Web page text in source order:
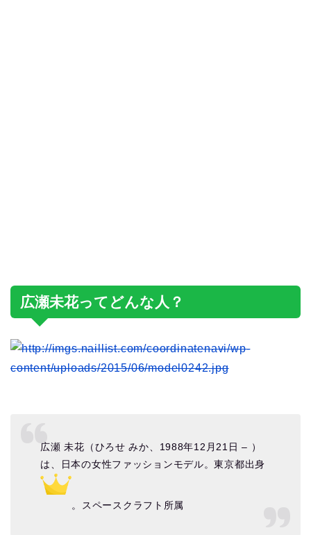
広瀬未花ってどんな人？
広瀬 未花（ひろせ みか、1988年12月21日 – ）
は、日本の女性ファッションモデル。東京都出身
。スペースクラフト所属